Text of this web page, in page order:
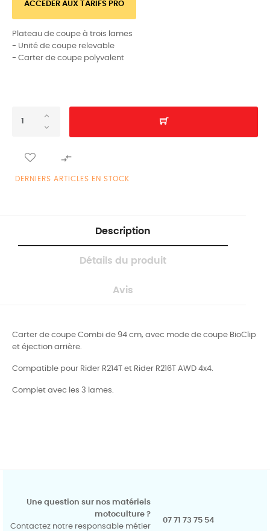
ACCÉDER AUX TARIFS PRO
Plateau de coupe à trois lames
- Unité de coupe relevable
- Carter de coupe polyvalent

DERNIERS ARTICLES EN STOCK
Description
Détails du produit
Avis
Carter de coupe Combi de 94 cm, avec mode de coupe BioClip
et éjection arrière.
Compatible pour Rider R214T et Rider R216T AWD 4x4.
Complet avec les 3 lames.
Une question sur nos matériels
motoculture ?
Contactez notre responsable métier
07 71 73 75 54